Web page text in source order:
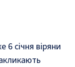
січня віряни